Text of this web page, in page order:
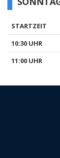
STARTZEIT
10:30 UHR
11:00 UHR